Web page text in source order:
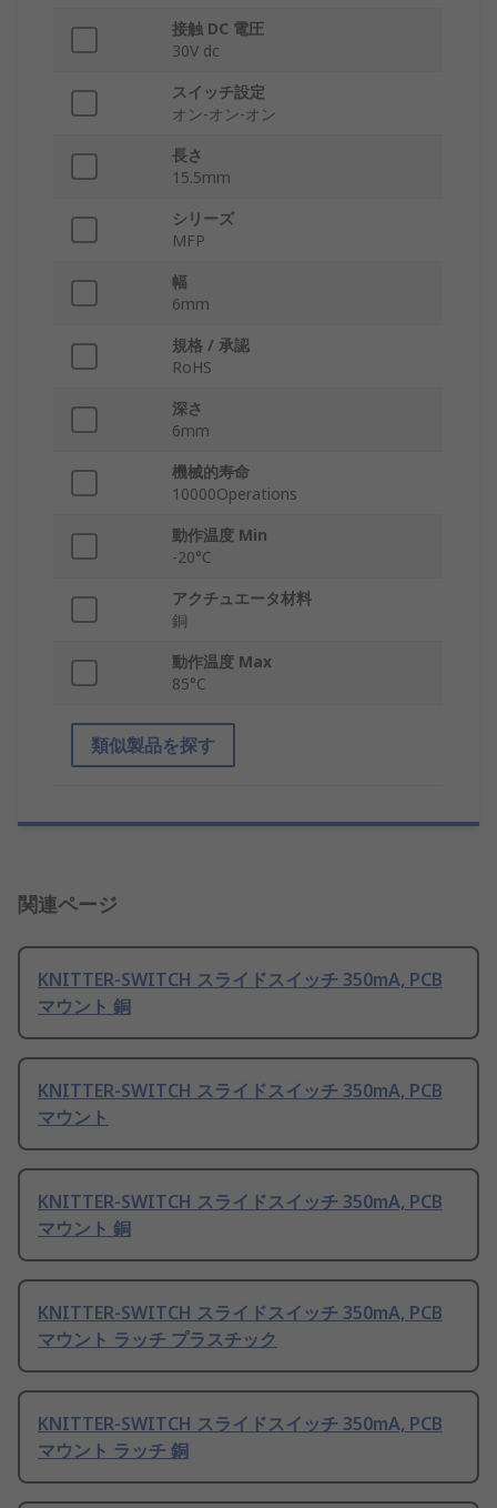
接触 DC 電圧
30V dc
スイッチ設定
オン-オン-オン
長さ
15.5mm
シリーズ
MFP
幅
6mm
規格 / 承認
RoHS
深さ
6mm
機械的寿命
10000Operations
動作温度 Min
-20°C
アクチュエータ材料
銅
動作温度 Max
85°C
類似製品を探す
関連ページ
KNITTER-SWITCH スライドスイッチ 350mA, PCB
マウント 銅
KNITTER-SWITCH スライドスイッチ 350mA, PCB
マウント
KNITTER-SWITCH スライドスイッチ 350mA, PCB
マウント 銅
KNITTER-SWITCH スライドスイッチ 350mA, PCB
マウント ラッチ プラスチック
KNITTER-SWITCH スライドスイッチ 350mA, PCB
マウント ラッチ 銅